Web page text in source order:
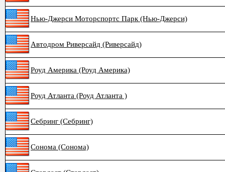
Нью-Джерси Моторспортс Парк (Нью-Джерси)
Автодром Риверсайд (Риверсайд)
Роуд Америка (Роуд Америка)
Роуд Атланта (Роуд Атланта )
Себринг (Себринг)
Сонома (Сонома)